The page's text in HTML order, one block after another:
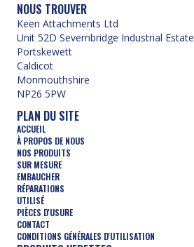
NOUS TROUVER
Keen Attachments Ltd
Unit 52D Severnbridge Industrial Estate
Portskewett
Caldicot
Monmouthshire
NP26 5PW
PLAN DU SITE
ACCUEIL
À PROPOS DE NOUS
NOS PRODUITS
SUR MESURE
EMBAUCHER
RÉPARATIONS
UTILISÉ
PIÈCES D'USURE
CONTACT
CONDITIONS GÉNÉRALES D'UTILISATION